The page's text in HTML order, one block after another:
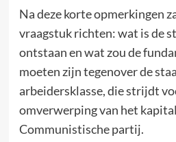
Na deze korte opmerkingen
vraagstuk richten: wat is de
ontstaan en wat zou de
moeten zijn tegenover de
arbeidersklasse, die strijdt
omverwerping van het
Communistische partij.